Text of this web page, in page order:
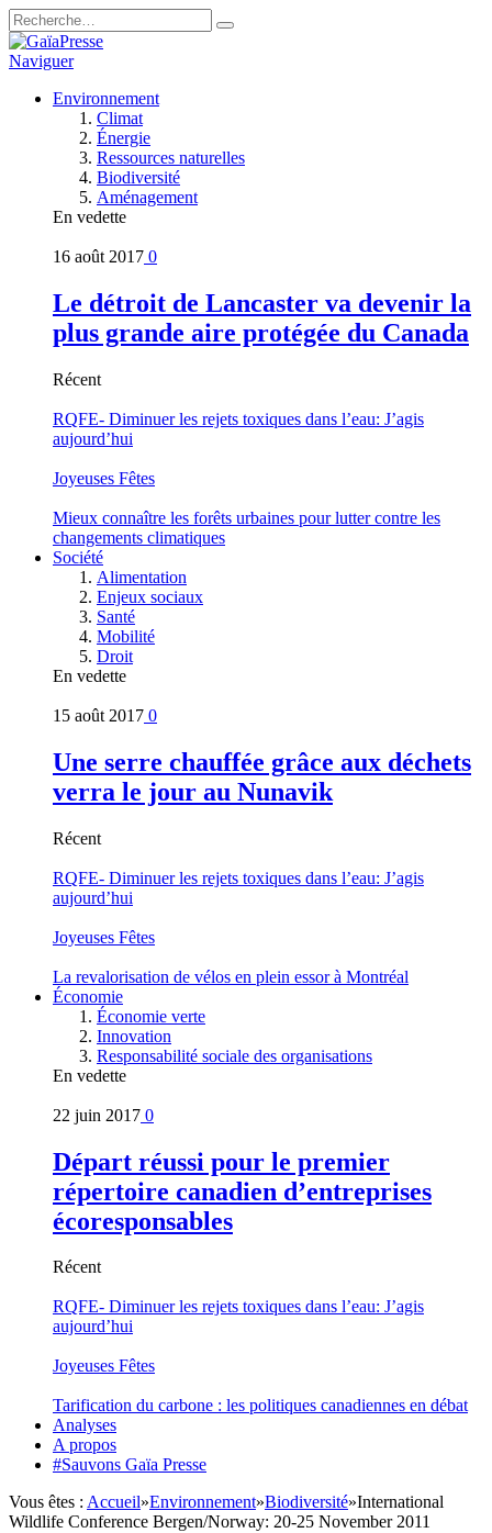
Naviguer
Environnement
Climat
Énergie
Ressources naturelles
Biodiversité
Aménagement
En vedette
16 août 2017 0
Le détroit de Lancaster va devenir la
plus grande aire protégée du Canada
Récent
RQFE- Diminuer les rejets toxiques dans l’eau: J’agis
aujourd’hui
Joyeuses Fêtes
Mieux connaître les forêts urbaines pour lutter contre les
changements climatiques
Société
Alimentation
Enjeux sociaux
Santé
Mobilité
Droit
En vedette
15 août 2017 0
Une serre chauffée grâce aux déchets
verra le jour au Nunavik
Récent
RQFE- Diminuer les rejets toxiques dans l’eau: J’agis
aujourd’hui
Joyeuses Fêtes
La revalorisation de vélos en plein essor à Montréal
Économie
Économie verte
Innovation
Responsabilité sociale des organisations
En vedette
22 juin 2017 0
Départ réussi pour le premier
répertoire canadien d’entreprises
écoresponsables
Récent
RQFE- Diminuer les rejets toxiques dans l’eau: J’agis
aujourd’hui
Joyeuses Fêtes
Tarification du carbone : les politiques canadiennes en débat
Analyses
A propos
#Sauvons Gaïa Presse
Vous êtes : Accueil»Environnement»Biodiversité»International
Wildlife Conference Bergen/Norway: 20-25 November 2011